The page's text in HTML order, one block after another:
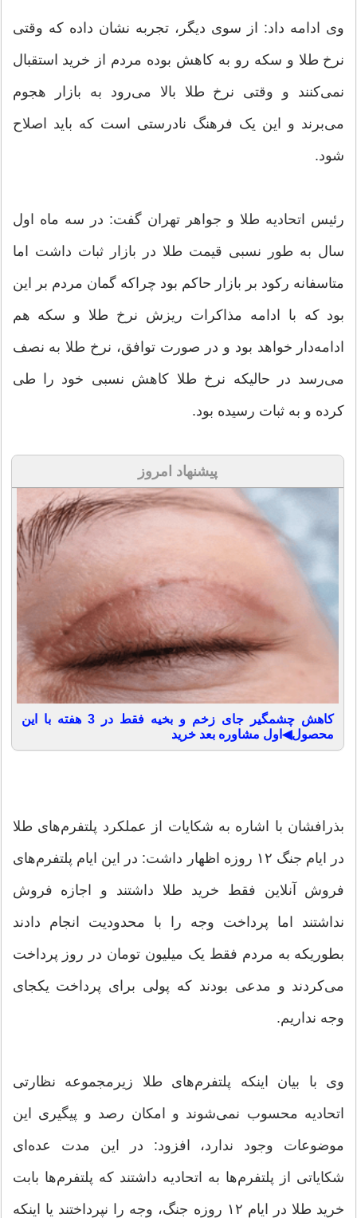
وی ادامه داد: از سوی دیگر، تجربه نشان داده که وقتی
نرخ طلا و سکه رو به کاهش بوده مردم از خرید استقبال
نمی‌کنند و وقتی نرخ طلا بالا می‌رود به بازار هجوم
می‌برند و این یک فرهنگ نادرستی است که باید اصلاح
شود.
رئیس اتحادیه طلا و جواهر تهران گفت: در سه ماه اول
سال به طور نسبی قیمت طلا در بازار ثبات داشت اما
متاسفانه رکود بر بازار حاکم بود چراکه گمان مردم بر این
بود که با ادامه مذاکرات ریزش نرخ طلا و سکه هم
ادامه‌دار خواهد بود و در صورت توافق، نرخ طلا به نصف
می‌رسد در حالیکه نرخ طلا کاهش نسبی خود را طی
کرده و به ثبات رسیده بود.
پیشنهاد امروز
کاهش چشمگیر جای زخم و بخیه فقط در 3 هفته با این
محصول◀اول مشاوره بعد خرید
بذرافشان با اشاره به شکایات از عملکرد پلتفرم‌های طلا
در ایام جنگ ۱۲ روزه اظهار داشت: در این ایام پلتفرم‌های
فروش آنلاین فقط خرید طلا داشتند و اجازه فروش
نداشتند اما پرداخت وجه را با محدودیت انجام دادند
بطوریکه به مردم فقط یک میلیون تومان در روز پرداخت
می‌کردند و مدعی بودند که پولی برای پرداخت یکجای
وجه نداریم.
وی با بیان اینکه پلتفرم‌های طلا زیرمجموعه نظارتی
اتحادیه محسوب نمی‌شوند و امکان رصد و پیگیری این
موضوعات وجود ندارد، افزود: در این مدت عده‌ای
شکایاتی از پلتفرم‌ها به اتحادیه داشتند که پلتفرم‌ها بابت
خرید طلا در ایام ۱۲ روزه جنگ، وجه را نپرداختند یا اینکه